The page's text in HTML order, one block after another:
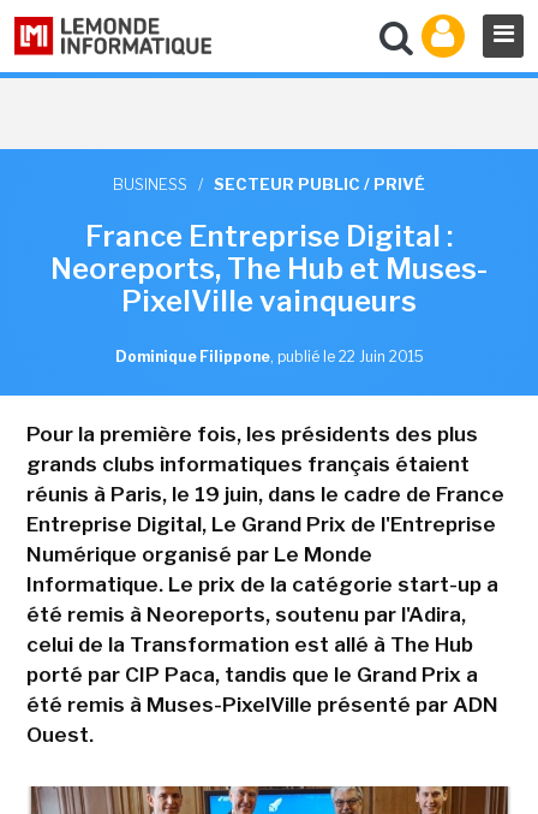
BUSINESS / SECTEUR PUBLIC / PRIVÉ
France Entreprise Digital :
Neoreports, The Hub et Muses-
PixelVille vainqueurs
Dominique Filippone, publié le 22 Juin 2015
Pour la première fois, les présidents des plus
grands clubs informatiques français étaient
réunis à Paris, le 19 juin, dans le cadre de France
Entreprise Digital, Le Grand Prix de l'Entreprise
Numérique organisé par Le Monde
Informatique. Le prix de la catégorie start-up a
été remis à Neoreports, soutenu par l'Adira,
celui de la Transformation est allé à The Hub
porté par CIP Paca, tandis que le Grand Prix a
été remis à Muses-PixelVille présenté par ADN
Ouest.